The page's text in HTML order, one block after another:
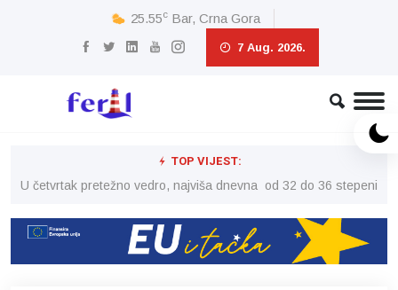
25.55c Bar, Crna Gora
7 Aug. 2026.
TOP VIJEST:
U četvrtak pretežno vedro, najviša dnevna od 32 do 36 stepeni